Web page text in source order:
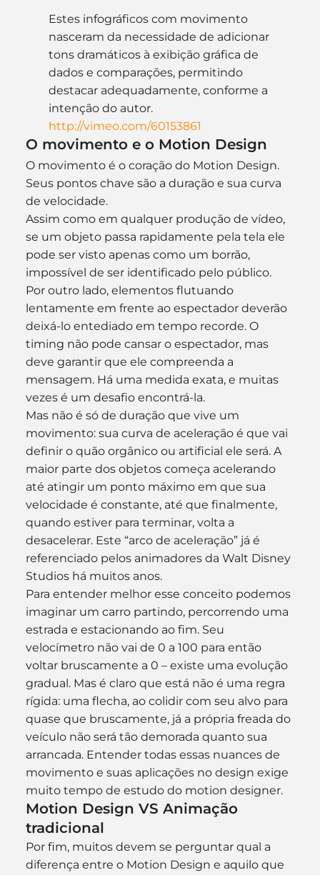
Estes infográficos com movimento
nasceram da necessidade de adicionar
tons dramáticos à exibição gráfica de
dados e comparações, permitindo
destacar adequadamente, conforme a
intenção do autor.
http://vimeo.com/60153861
O movimento e o Motion Design
O movimento é o coração do Motion Design.
Seus pontos chave são a duração e sua curva
de velocidade.
Assim como em qualquer produção de vídeo,
se um objeto passa rapidamente pela tela ele
pode ser visto apenas como um borrão,
impossível de ser identificado pelo público.
Por outro lado, elementos flutuando
lentamente em frente ao espectador deverão
deixá-lo entediado em tempo recorde. O
timing não pode cansar o espectador, mas
deve garantir que ele compreenda a
mensagem. Há uma medida exata, e muitas
vezes é um desafio encontrá-la.
Mas não é só de duração que vive um
movimento: sua curva de aceleração é que vai
definir o quão orgânico ou artificial ele será. A
maior parte dos objetos começa acelerando
até atingir um ponto máximo em que sua
velocidade é constante, até que finalmente,
quando estiver para terminar, volta a
desacelerar. Este “arco de aceleração” já é
referenciado pelos animadores da Walt Disney
Studios há muitos anos.
Para entender melhor esse conceito podemos
imaginar um carro partindo, percorrendo uma
estrada e estacionando ao fim. Seu
velocímetro não vai de 0 a 100 para então
voltar bruscamente a 0 – existe uma evolução
gradual. Mas é claro que está não é uma regra
rígida: uma flecha, ao colidir com seu alvo para
quase que bruscamente, já a própria freada do
veículo não será tão demorada quanto sua
arrancada. Entender todas essas nuances de
movimento e suas aplicações no design exige
muito tempo de estudo do motion designer.
Motion Design VS Animação
tradicional
Por fim, muitos devem se perguntar qual a
diferença entre o Motion Design e aquilo que